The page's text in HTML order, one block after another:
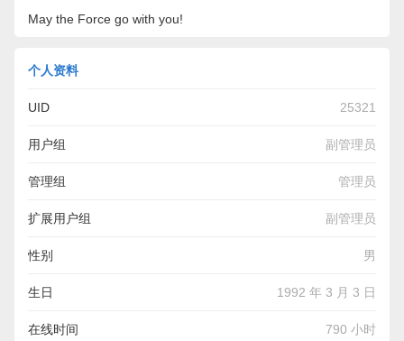
May the Force go with you!
个人资料
UID 25321
用户组 副管理员
管理组 管理员
扩展用户组 副管理员
性别 男
生日 1992 年 3 月 3 日
在线时间 790 小时